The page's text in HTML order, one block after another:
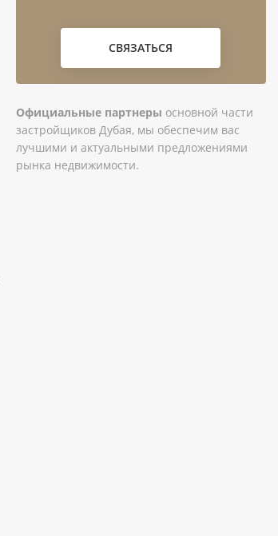
СВЯЗАТЬСЯ
Официальные партнеры основной части
застройщиков Дубая, мы обеспечим вас
лучшими и актуальными предложениями
рынка недвижимости.